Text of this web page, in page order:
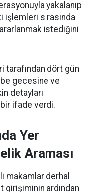
yakalanıp
sırasında
istediğini
tarafından dört gün
gecesine ve
detayları
bir ifade verdi.
Yer
Araması
makamlar derhal
girişiminin ardından